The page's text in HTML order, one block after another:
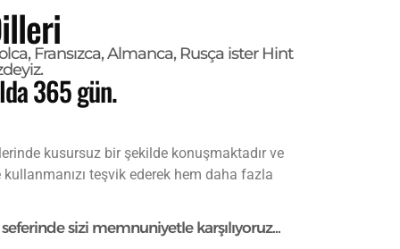
Fransızca, Almanca, Rusça ister Hint
365 gün.
kusursuz bir şekilde konuşmaktadır ve
teşvik ederek hem daha fazla
sizi memnuniyetle karşılıyoruz...